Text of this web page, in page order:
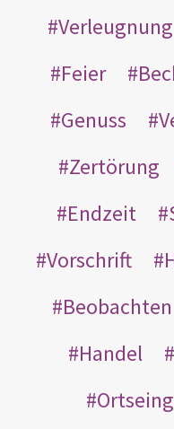
Verleugnung
Feier
Genuss
Zertörung
Endzeit
Vorschrift
Beobachten
Handel